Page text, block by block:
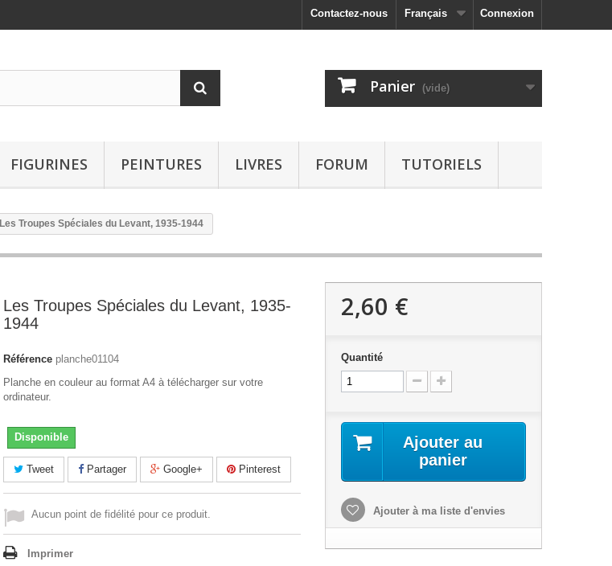
Connexion
Français
Contactez-nous
Panier (vide)
FIGURINES PEINTURES LIVRES FORUM TUTORIELS
Les Troupes Spéciales du Levant, 1935-1944
Les Troupes Spéciales du Levant, 1935-
1944
Référence planche01104
Planche en couleur au format A4 à télécharger sur votre
ordinateur.
Disponible
Tweet Partager Google+ Pinterest
Aucun point de fidélité pour ce produit.
Imprimer
2,60 €
Quantité
Ajouter au
panier
Ajouter à ma liste d'envies